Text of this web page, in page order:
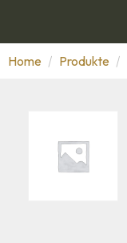
Home Produkte